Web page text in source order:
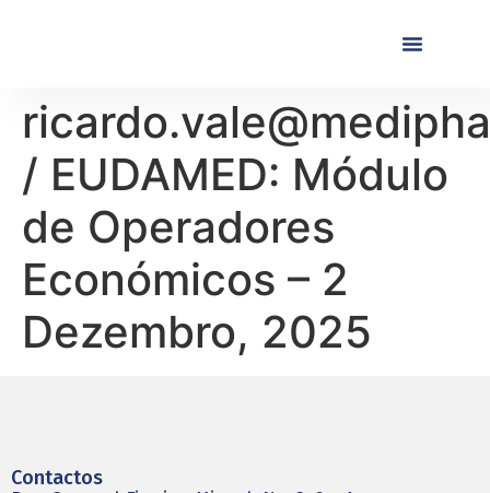
/ EUDAMED: Módulo
de Operadores
Económicos – 2
Dezembro, 2025
Contactos